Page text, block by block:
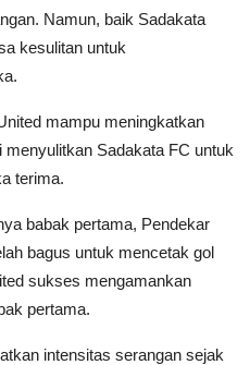
Namun, baik Sadakata
kesulitan untuk
mampu meningkatkan
Sadakata FC untuk
terima.
babak pertama, Pendekar
bagus untuk mencetak gol
sukses mengamankan
pertama.
intensitas serangan sejak